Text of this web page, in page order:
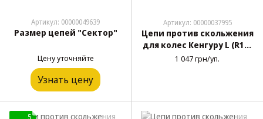
Артикул: 00000049639
Размер цепей "Сектор"
Цену уточняйте
Узнать цену
Артикул: 00000037995
Цепи против скольжения
для колес Кенгуру L (R13-
R15), длина 23 см, 4 шт., с
1 047 грн/уп.
5